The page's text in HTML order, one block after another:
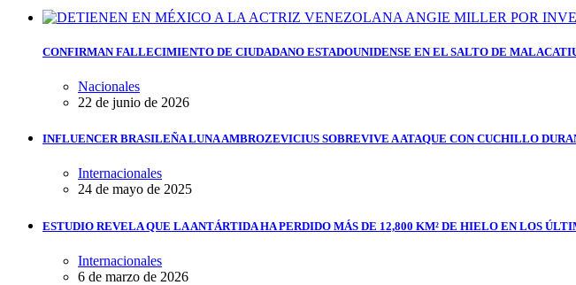
CONFIRMAN FALLECIMIENTO DE CIUDADANO ESTADOUNIDENSE EN EL SALTO DE
Nacionales
22 de junio de 2026
INFLUENCER BRASILEÑA LUNA AMBROZEVICIUS SOBREVIVE A ATAQUE CON CUCHILLO
Internacionales
24 de mayo de 2025
ESTUDIO REVELA QUE LA ANTÁRTIDA HA PERDIDO MÁS DE 12,800 KM² DE HIELO EN LOS
Internacionales
6 de marzo de 2026